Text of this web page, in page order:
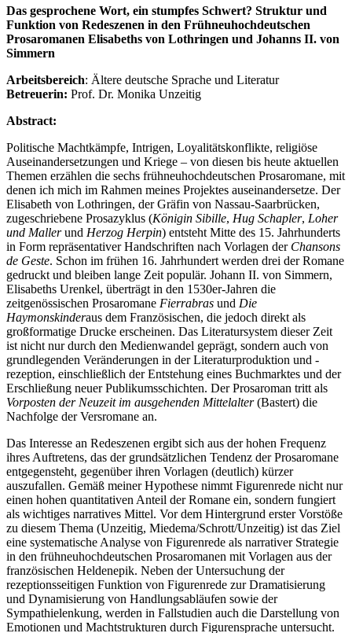
Das gesprochene Wort, ein stumpfes Schwert? Struktur und
Funktion von Redeszenen in den Frühneuhochdeutschen
Prosaromanen Elisabeths von Lothringen und Johanns II. von
Simmern
Arbeitsbereich: Ältere deutsche Sprache und Literatur
Betreuerin: Prof. Dr. Monika Unzeitig
Abstract:
Politische Machtkämpfe, Intrigen, Loyalitätskonflikte, religiöse
Auseinandersetzungen und Kriege – von diesen bis heute aktuellen
Themen erzählen die sechs frühneuhochdeutschen Prosaromane, mit
denen ich mich im Rahmen meines Projektes auseinandersetze. Der
Elisabeth von Lothringen, der Gräfin von Nassau-Saarbrücken,
zugeschriebene Prosazyklus (Königin Sibille, Hug Schapler, Loher
und Mallerund Herzog Herpin) entsteht Mitte des 15. Jahrhunderts
in Form repräsentativer Handschriften nach Vorlagen derChansons
de Geste. Schon im frühen 16. Jahrhundert werden drei der Romane
gedruckt und bleiben lange Zeit populär. Johann II. von Simmern,
Elisabeths Urenkel, überträgt in den 1530er-Jahren die
zeitgenössischen Prosaromane Fierrabras und Die
Haymonskinderaus dem Französischen, die jedoch direkt als
großformatige Drucke erscheinen. Das Literatursystem dieser Zeit
ist nicht nur durch den Medienwandel geprägt, sondern auch von
grundlegenden Veränderungen in der Literaturproduktion und -
rezeption, einschließlich der Entstehung eines Buchmarktes und der
Erschließung neuer Publikumsschichten. Der Prosaroman tritt als
Vorposten der Neuzeit im ausgehenden Mittelalter(Bastert) die
Nachfolge der Versromane an.
Das Interesse an Redeszenen ergibt sich aus der hohen Frequenz
ihres Auftretens, das der grundsätzlichen Tendenz der Prosaromane
entgegensteht, gegenüber ihren Vorlagen (deutlich) kürzer
auszufallen. Gemäß meiner Hypothese nimmt Figurenrede nicht nur
einen hohen quantitativen Anteil der Romane ein, sondern fungiert
als wichtiges narratives Mittel. Vor dem Hintergrund erster Vorstöße
zu diesem Thema (Unzeitig, Miedema/Schrott/Unzeitig) ist das Ziel
eine systematische Analyse von Figurenrede als narrativer Strategie
in den frühneuhochdeutschen Prosaromanen mit Vorlagen aus der
französischen Heldenepik. Neben der Untersuchung der
rezeptionsseitigen Funktion von Figurenrede zur Dramatisierung
und Dynamisierung von Handlungsabläufen sowie der
Sympathielenkung, werden in Fallstudien auch die Darstellung von
Emotionen und Machtstrukturen durch Figurensprache untersucht.